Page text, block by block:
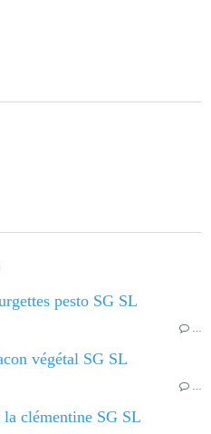
pesto SG SL
végétal SG SL
la clémentine SG SL